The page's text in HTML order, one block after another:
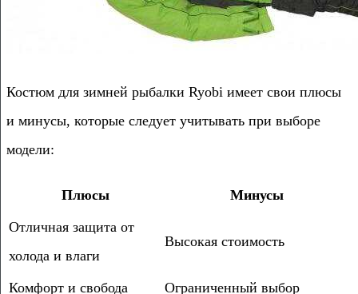
Костюм для зимней рыбалки Ryobi имеет свои плюсы
и минусы, которые следует учитывать при выборе
модели:
Плюсы
Минусы
Отличная защита от
холода и влаги
Высокая стоимость
Комфорт и свобода
Ограниченный выбор